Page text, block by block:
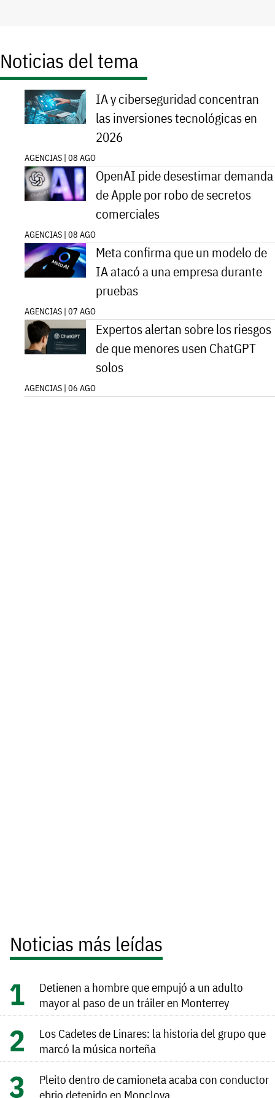
Noticias del tema
IA y ciberseguridad concentran
las inversiones tecnológicas en
2026
AGENCIAS | 08 AGO
OpenAI pide desestimar demanda
de Apple por robo de secretos
comerciales
AGENCIAS | 08 AGO
Meta confirma que un modelo de
IA atacó a una empresa durante
pruebas
AGENCIAS | 07 AGO
Expertos alertan sobre los riesgos
de que menores usen ChatGPT
solos
AGENCIAS | 06 AGO
Noticias más leídas
Detienen a hombre que empujó a un adulto
mayor al paso de un tráiler en Monterrey
Los Cadetes de Linares: la historia del grupo que
marcó la música norteña
Pleito dentro de camioneta acaba con conductor
ebrio detenido en Monclova